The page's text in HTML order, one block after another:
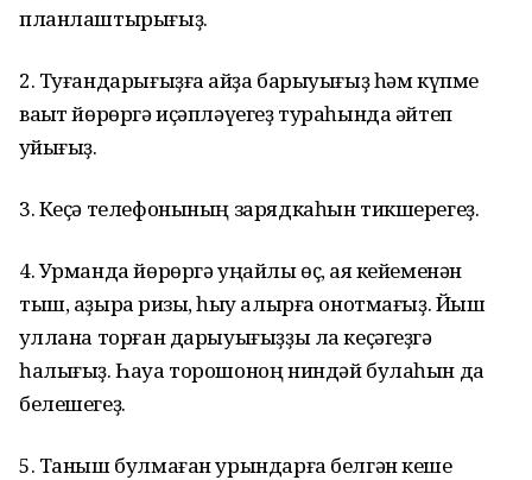
планлаштырығыҙ.
2. Туғандарығыҙға ҡайҙа барыуығыҙ һәм күпме
ваҡыт йөрөргә иҫәпләүегеҙ тураһында әйтеп
ҡуйығыҙ.
3. Кеҫә телефонының зарядкаһын тикшерегеҙ.
4. Урманда йөрөргә уңайлы өҫ, аяҡ кейеменән
тыш, аҙыраҡ ризыҡ, һыу алырға онотмағыҙ. Йыш
ҡуллана торған дарыуығыҙҙы ла кеҫәгеҙгә
һалығыҙ. Һауа торошоноң ниндәй булаһын да
белешегеҙ.
5. Таныш булмаған урындарға белгән кеше